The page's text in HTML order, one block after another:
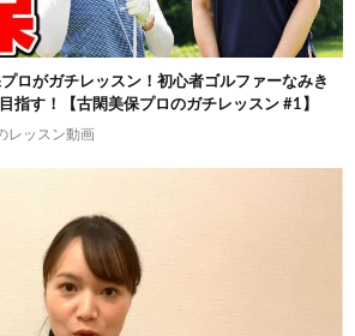
ロがガチレッスン！初心者ゴルファーなみき
指す！【古閑美保プロのガチレッスン #1】
レッスン動画